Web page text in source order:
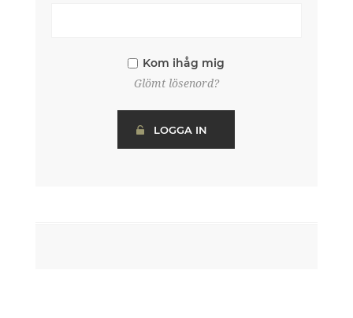
Kom ihåg mig
Glömt lösenord?
LOGGA IN